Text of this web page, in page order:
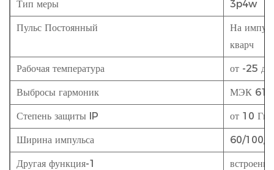
Тип меры 3p4w
Пульс Постоянный
На
кварч
Рабочая температура от -25
Выбросы гармоник МЭК
Степень защиты IP от 10
Ширина импульса 60/100/
Другая функция-1